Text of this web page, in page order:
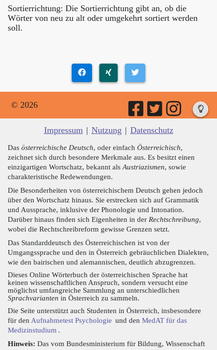
Sortierrichtung: Die Sortierrichtung gibt an, ob die
Wörter von neu zu alt oder umgekehrt sortiert werden
soll.
© 2026
Impressum | Nutzung | Datenschutz
Das österreichische Deutsch, oder einfach Österreichisch,
zeichnet sich durch besondere Merkmale aus. Es besitzt einen
einzigartigen Wortschatz, bekannt als Austriazismen, sowie
charakteristische Redewendungen.
Die Besonderheiten von österreichischem Deutsch gehen jedoch
über den Wortschatz hinaus. Sie erstrecken sich auf Grammatik
und Aussprache, inklusive der Phonologie und Intonation.
Darüber hinaus finden sich Eigenheiten in der Rechtschreibung,
wobei die Rechtschreibreform gewisse Grenzen setzt.
Das Standarddeutsch des Österreichischen ist von der
Umgangssprache und den in Österreich gebräuchlichen Dialekten,
wie den bairischen und alemannischen, deutlich abzugrenzen.
Dieses Online Wörterbuch der österreichischen Sprache hat
keinen wissenschaftlichen Anspruch, sondern versucht eine
möglichst umfangreiche Sammlung an unterschiedlichen
Sprachvarianten in Österreich zu sammeln.
Die Seite unterstützt auch Studenten in Österreich, insbesondere
für den Aufnahmetest Psychologie und den MedAT für das
Medizinstudium .
Hinweis: Das vom Bundesministerium für Bildung, Wissenschaft